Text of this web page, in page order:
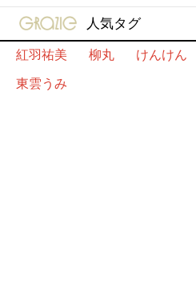
gravure-grazie
人気タグ
紅羽祐美
柳丸 けんけん
東雲うみ